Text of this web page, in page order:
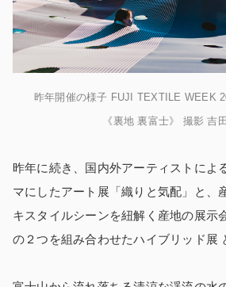
昨年開催の様子 FUJI TEXTILE WEEK
《裏地 裏富士》 撮影 吉
昨年に続き、国内外アーティストによ
マにしたアート展「織りと気配」と、
キスタイルシーンを紐解く産地の展示
の２つを組み合わせたハイブリッド展